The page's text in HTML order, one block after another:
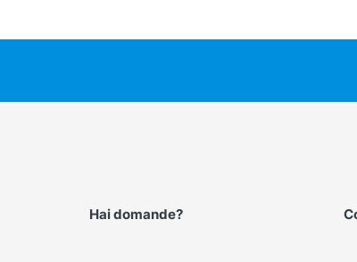
Hai domande?